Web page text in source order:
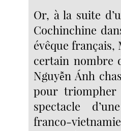
Or, à la suite
Cochinchine
évêque français,
certain nombre
Nguyễn Ánh
pour triompher
spectacle
franco-